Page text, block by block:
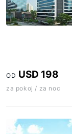
OD USD 198
za pokoj / za noc